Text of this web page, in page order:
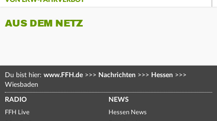
AUS DEM NETZ
Du bist hier: www.FFH.de >>> Nachrichten >>> Hessen >>>
Wiesbaden
RADIO
FFH Live
NEWS
Hessen News